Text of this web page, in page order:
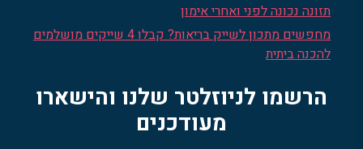
תזונה נכונה לפני ואחרי אימון
מחפשים מתכון לשייק בריאות? קבלו 4 שייקים מושלמים
להכנה ביתית
הרשמו לניוזלטר שלנו והישארו
מעודכנים